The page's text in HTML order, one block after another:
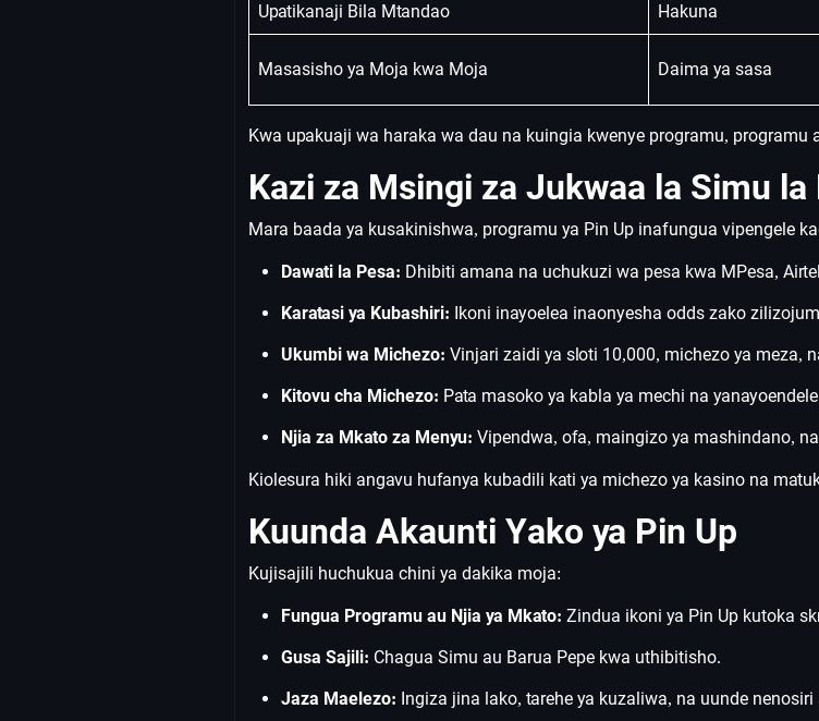
Upatikanaji Bila Mtandao Hakuna
Masasisho ya Moja kwa Moja Daima ya sasa
Kwa upakuaji wa haraka wa dau na kuingia kwenye programu,
Kazi za Msingi za Jukwaa la Simu la
Mara baada ya kusakinishwa, programu ya Pin Up inafungua vipengele
Dawati la Pesa: Dhibiti amana na uchukuzi wa pesa kwa MPesa,
Karatasi ya Kubashiri: Ikoni inayoelea inaonyesha odds zako
Ukumbi wa Michezo: Vinjari zaidi ya sloti 10,000, michezo ya meza,
Kitovu cha Michezo: Pata masoko ya kabla ya mechi na
Njia za Mkato za Menyu: Vipendwa, ofa, maingizo ya mashindano,
Kiolesura hiki angavu hufanya kubadili kati ya michezo ya kasino na
Kuunda Akaunti Yako ya Pin Up
Kujisajili huchukua chini ya dakika moja:
Fungua Programu au Njia ya Mkato: Zindua ikoni ya Pin Up kutoka
Gusa Sajili: Chagua Simu au Barua Pepe kwa uthibitisho.
Jaza Maelezo: Ingiza jina lako, tarehe ya kuzaliwa, na uunde nenosiri